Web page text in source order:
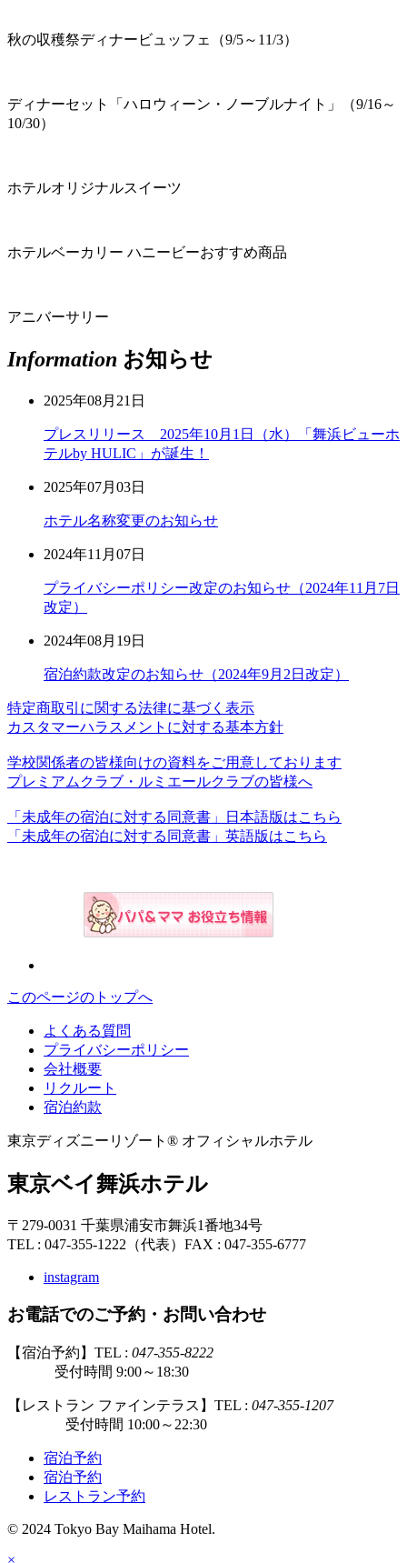
秋の収穫祭ディナービュッフェ（9/5～11/3）
ディナーセット「ハロウィーン・ノーブルナイト」（9/16～
10/30）
ホテルオリジナルスイーツ
ホテルベーカリー ハニービーおすすめ商品
アニバーサリー
Information お知らせ
2025年08月21日
プレスリリース 2025年10月1日（水）「舞浜ビューホ
テルby HULIC」が誕生！
2025年07月03日
ホテル名称変更のお知らせ
2024年11月07日
プライバシーポリシー改定のお知らせ（2024年11月7日
改定）
2024年08月19日
宿泊約款改定のお知らせ（2024年9月2日改定）
特定商取引に関する法律に基づく表示
カスタマーハラスメントに対する基本方針
学校関係者の皆様向けの資料をご用意しております
プレミアムクラブ・ルミエールクラブの皆様へ
「未成年の宿泊に対する同意書」日本語版はこちら
「未成年の宿泊に対する同意書」英語版はこちら
このページのトップへ
よくある質問
プライバシーポリシー
会社概要
リクルート
宿泊約款
東京ディズニーリゾート® オフィシャルホテル
東京ベイ舞浜ホテル
〒279-0031 千葉県浦安市舞浜1番地34号
TEL : 047-355-1222（代表） FAX : 047-355-6777
instagram
お電話でのご予約・お問い合わせ
【宿泊予約】TEL : 047-355-8222
受付時間 9:00～18:30
【レストラン ファインテラス】TEL : 047-355-1207
受付時間 10:00～22:30
宿泊予約
宿泊予約
レストラン予約
© 2024 Tokyo Bay Maihama Hotel.
×